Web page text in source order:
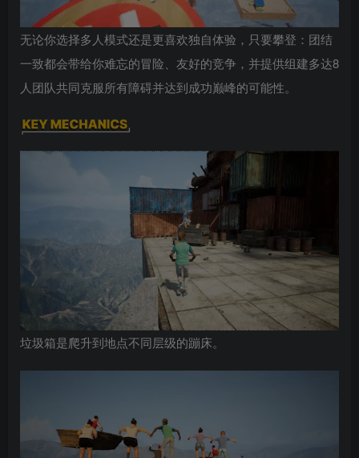
无论你选择多人模式还是更喜欢独自体验，只要攀登：团结
一致都会带给你难忘的冒险、友好的竞争，并提供组建多达8
人团队共同克服所有障碍并达到成功巅峰的可能性。
垃圾箱是爬升到地点不同层级的蹦床。